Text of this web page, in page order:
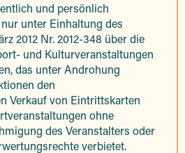
und persönlich
unter Einhaltung des
2012 Nr. 2012-348 über die
und Kulturveranstaltungen
das unter Androhung
den
Verkauf von Eintrittskarten
ohne
des Veranstalters oder
verbietet.